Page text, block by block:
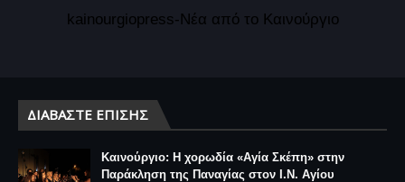
kainourgiopress-Νέα από το Καινούργιο
ΔΙΑΒΆΣΤΕ ΕΠΊΣΗΣ
Καινούργιο: Η χορωδία «Αγία Σκέπη» στην
Παράκληση της Παναγίας στον Ι.Ν. Αγίου